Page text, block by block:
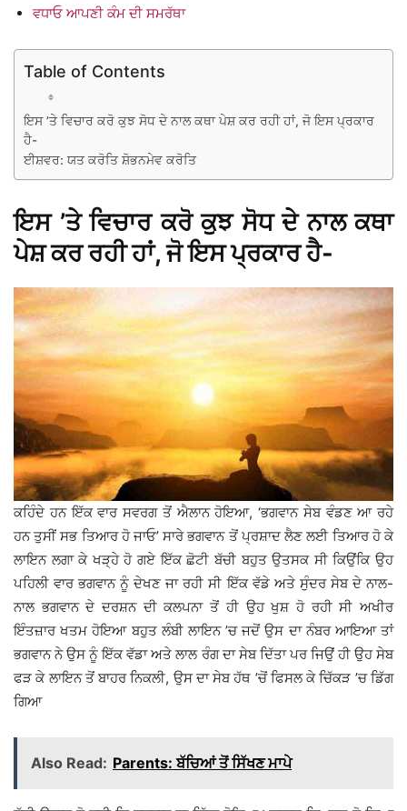
ਵਧਾਓ ਆਪਣੀ ਕੰਮ ਦੀ ਸਮਰੱਥਾ
Table of Contents
ਇਸ ’ਤੇ ਵਿਚਾਰ ਕਰੋ ਕੁਝ ਸੋਧ ਦੇ ਨਾਲ ਕਥਾ ਪੇਸ਼ ਕਰ ਰਹੀ ਹਾਂ, ਜੋ ਇਸ ਪ੍ਰਕਾਰ
ਹੈ-
ਈਸ਼ਵਰ: ਯਤ ਕਰੋਤਿ ਸ਼ੋਭਨਮੇਵ ਕਰੋਤਿ
ਇਸ ’ਤੇ ਵਿਚਾਰ ਕਰੋ ਕੁਝ ਸੋਧ ਦੇ ਨਾਲ ਕਥਾ
ਪੇਸ਼ ਕਰ ਰਹੀ ਹਾਂ, ਜੋ ਇਸ ਪ੍ਰਕਾਰ ਹੈ-
ਕਹਿੰਦੇ ਹਨ ਇੱਕ ਵਾਰ ਸਵਰਗ ਤੋਂ ਐਲਾਨ ਹੋਇਆ, ‘ਭਗਵਾਨ ਸੇਬ ਵੰਡਣ ਆ ਰਹੇ
ਹਨ ਤੁਸੀਂ ਸਭ ਤਿਆਰ ਹੋ ਜਾਓ’ ਸਾਰੇ ਭਗਵਾਨ ਤੋਂ ਪ੍ਰਸ਼ਾਦ ਲੈਣ ਲਈ ਤਿਆਰ ਹੋ ਕੇ
ਲਾਇਨ ਲਗਾ ਕੇ ਖੜ੍ਹੇ ਹੋ ਗਏ ਇੱਕ ਛੋਟੀ ਬੱਚੀ ਬਹੁਤ ਉਤਸਕ ਸੀ ਕਿਉਂਕਿ ਉਹ
ਪਹਿਲੀ ਵਾਰ ਭਗਵਾਨ ਨੂੰ ਦੇਖਣ ਜਾ ਰਹੀ ਸੀ ਇੱਕ ਵੱਡੇ ਅਤੇ ਸੁੰਦਰ ਸੇਬ ਦੇ ਨਾਲ-
ਨਾਲ ਭਗਵਾਨ ਦੇ ਦਰਸ਼ਨ ਦੀ ਕਲਪਨਾ ਤੋਂ ਹੀ ਉਹ ਖੁਸ਼ ਹੋ ਰਹੀ ਸੀ ਅਖੀਰ
ਇੰਤਜ਼ਾਰ ਖਤਮ ਹੋਇਆ ਬਹੁਤ ਲੰਬੀ ਲਾਇਨ ’ਚ ਜਦੋਂ ਉਸ ਦਾ ਨੰਬਰ ਆਇਆ ਤਾਂ
ਭਗਵਾਨ ਨੇ ਉਸ ਨੂੰ ਇੱਕ ਵੱਡਾ ਅਤੇ ਲਾਲ ਰੰਗ ਦਾ ਸੇਬ ਦਿੱਤਾ ਪਰ ਜਿਉਂ ਹੀ ਉਹ ਸੇਬ
ਫੜ ਕੇ ਲਾਇਨ ਤੋਂ ਬਾਹਰ ਨਿਕਲੀ, ਉਸ ਦਾ ਸੇਬ ਹੱਥ ’ਚੋਂ ਫਿਸਲ ਕੇ ਚਿੱਕੜ ’ਚ ਡਿੱਗ
ਗਿਆ
Also Read: Parents: ਬੱਚਿਆਂ ਤੋਂ ਸਿੱਖਣ ਮਾਪੇ